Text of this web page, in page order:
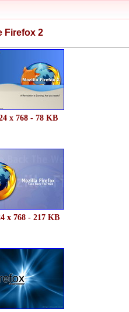
Firefox 2
x 768 - 78 KB
x 768 - 217 KB